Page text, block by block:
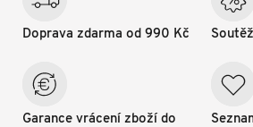
Doprava zdarma od 990 Kč
Garance vrácení zboží do